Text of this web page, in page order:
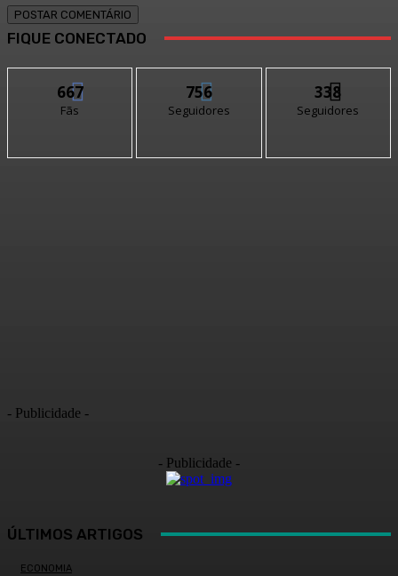
FIQUE CONECTADO
667
Fãs
756
Seguidores
338
Seguidores
- Publicidade -
- Publicidade -
ÚLTIMOS ARTIGOS
ECONOMIA